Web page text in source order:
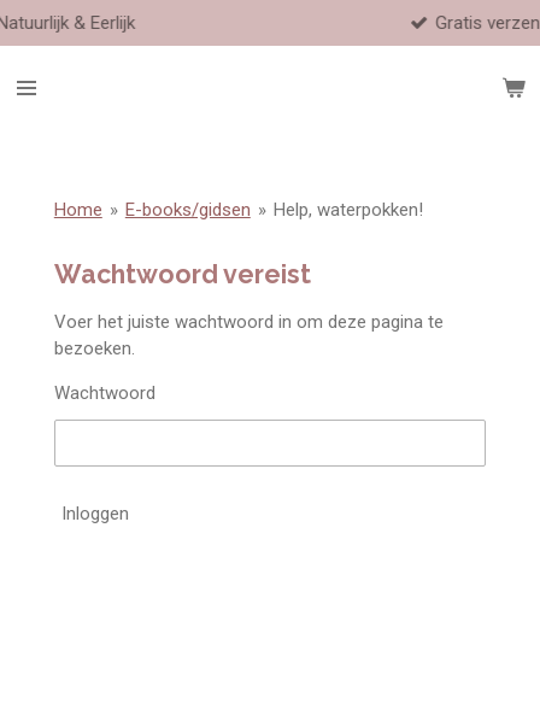
Ga
direct
naar
Gratis verzending vanaf
Home » E-books/gidsen » Help, waterpokken!
Wachtwoord vereist
Voer het juiste wachtwoord in om deze pagina te
bezoeken.
Wachtwoord
Inloggen